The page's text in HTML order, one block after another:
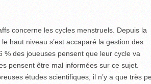
concerne les cycles menstruels. Depuis la
haut niveau s’est accaparé la gestion des
des joueuses pensent que leur cycle va
pensent être mal informées sur ce sujet.
études scientifiques, il n’y a que très